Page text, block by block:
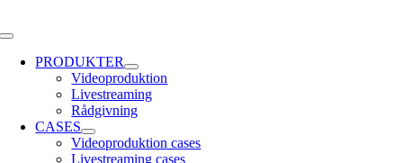
to
Toggle
NavigationPRODUKTER
Videoproduktion
Livestreaming
Rådgivning
CASES
Videoproduktion cases
Livestreaming cases